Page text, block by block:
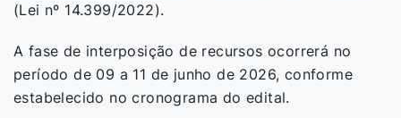
(Lei nº 14.399/2022).
A fase de interposição de recursos ocorrerá no
período de 09 a 11 de junho de 2026, conforme
estabelecido no cronograma do edital.